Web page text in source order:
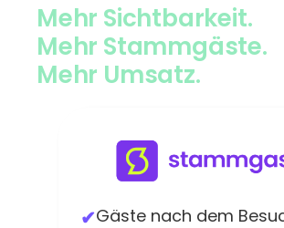
Mehr Sichtbarkeit.
Mehr Stammgäste.
Mehr Umsatz.
Gäste nach dem